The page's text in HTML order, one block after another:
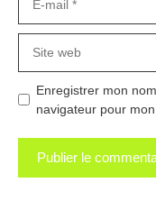
mail
web
Enregistrer mon
navigateur pour